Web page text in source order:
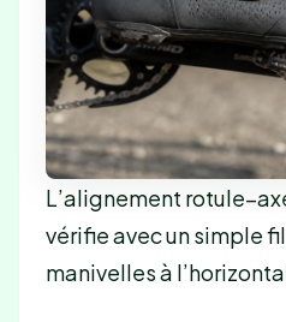
L’alignement
vérifie avec un simple
manivelles à